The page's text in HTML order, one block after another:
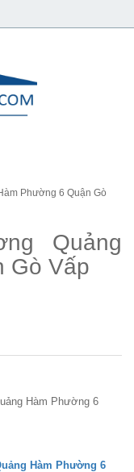
Phường 6 Quận Gò
Quảng
Gò Vấp
Hàm Phường 6
Hàm Phường 6